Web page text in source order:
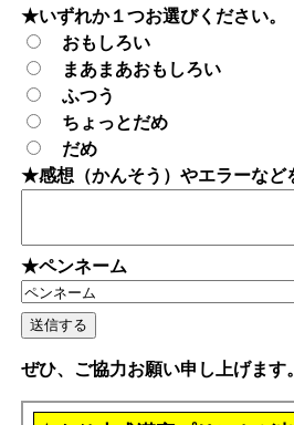
★いずれか１つお選びください。
おもしろい
まあまあおもしろい
ふつう
ちょっとだめ
だめ
★感想（かんそう）やエラーなど
★ペンネーム
ぜひ、ご協力お願い申し上げます。